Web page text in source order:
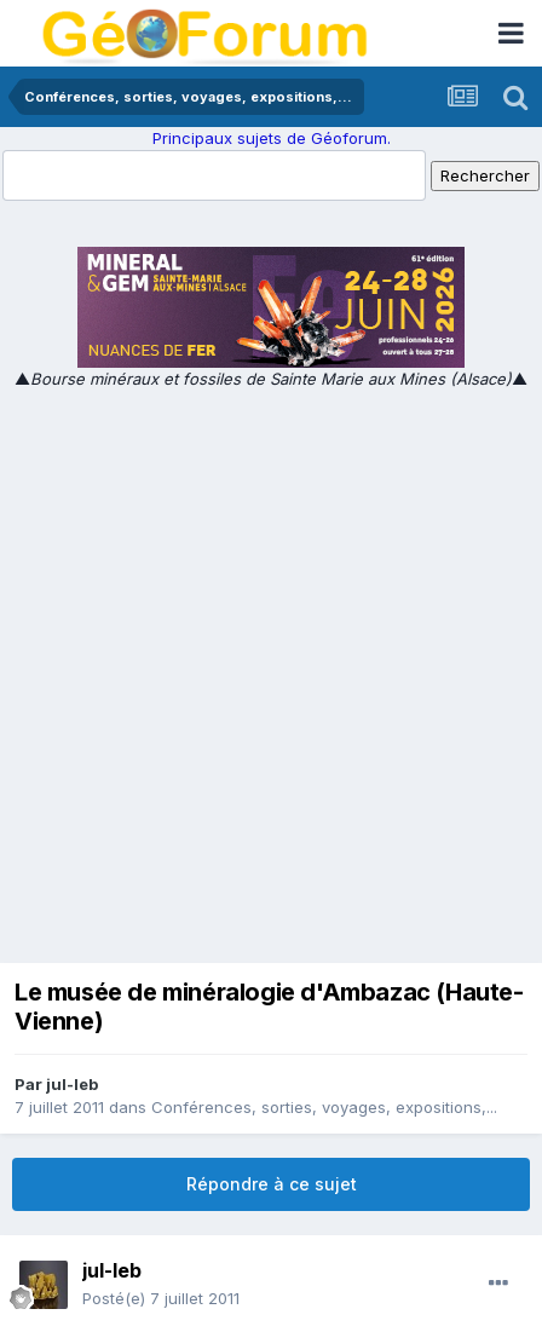
Conférences, sorties, voyages, expositions,...
Principaux sujets de Géoforum.
▲Bourse minéraux et fossiles de Sainte Marie aux Mines (Alsace)▲
Le musée de minéralogie d'Ambazac (Haute-
Vienne)
Par jul-leb
7 juillet 2011 dans Conférences, sorties, voyages, expositions,...
Répondre à ce sujet
jul-leb
Posté(e) 7 juillet 2011